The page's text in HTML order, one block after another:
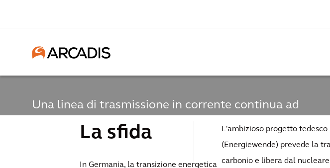
Una linea di trasmissione in corrente continua ad
alto voltaggio
Una linea di trasmissione in
La sfida
In Germania, la transizione energetica
L'ambizioso progetto
(Energiewende) prevede la
carbonio e libera dal